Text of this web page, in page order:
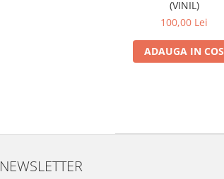
(VINIL)
100,00 Lei
ADAUGA IN COS
NEWSLETTER